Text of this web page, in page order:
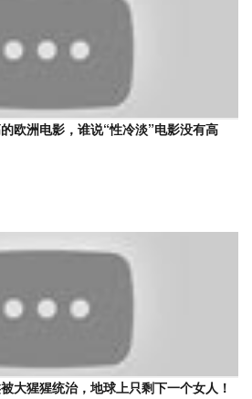
欧洲电影，谁说“性冷淡”电影没有高
大猩猩统治，地球上只剩下一个女人！